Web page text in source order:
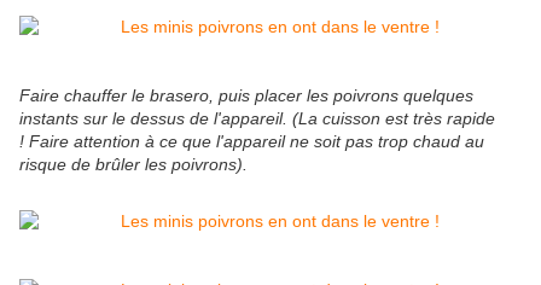
Faire chauffer le brasero, puis placer les poivrons quelques
instants sur le dessus de l'appareil. (La cuisson est très rapide
! Faire attention à ce que l'appareil ne soit pas trop chaud au
risque de brûler les poivrons).